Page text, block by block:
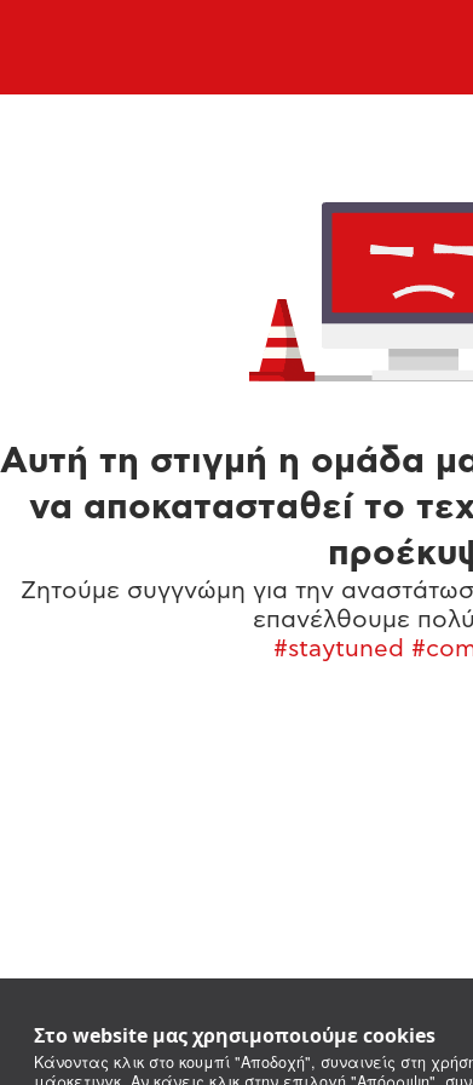
Στο website μας χρησιμοποιούμε cookies
Κάνοντας κλικ στο κουμπί "Αποδοχή", συναινείς στη
Αυτή τη στιγμή η ομάδα
να αποκατασταθεί το
Ζητούμε συγγνώμη για την
επανέλθουμε
#staytuned